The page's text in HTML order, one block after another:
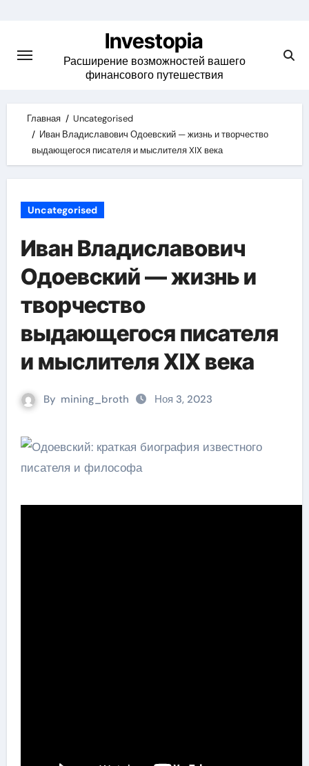
content
Investopia
Расширение возможностей вашего
финансового путешествия
Главная
Uncategorised
Иван Владиславович Одоевский — жизнь и творчество
выдающегося писателя и мыслителя XIX века
Uncategorised
Иван Владиславович
Одоевский — жизнь и
творчество
выдающегося писателя
и мыслителя XIX века
By mining_broth Ноя 3, 2023